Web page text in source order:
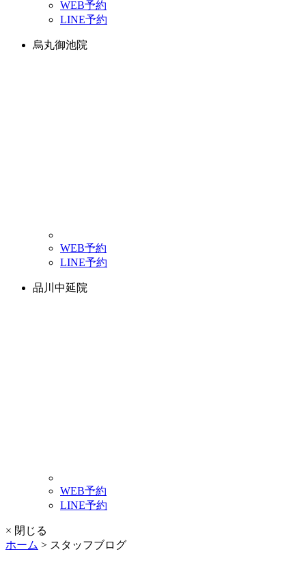
WEB予約
LINE予約
烏丸御池院
WEB予約
LINE予約
品川中延院
WEB予約
LINE予約
× 閉じる
ホーム > スタッフブログ